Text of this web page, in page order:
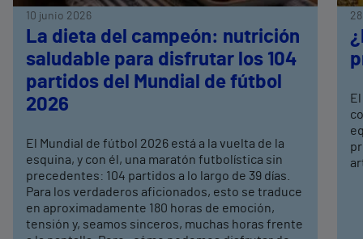
10 junio 2026
La dieta del campeón: nutrición
saludable para disfrutar los 104
partidos del Mundial de fútbol
2026
El Mundial de fútbol 2026 está a la vuelta de la
esquina, y con él, una maratón futbolística sin
precedentes: 104 partidos a lo largo de 39 días.
Para los verdaderos aficionados, esto se traduce
en aproximadamente 180 horas de emoción,
tensión y, seamos sinceros, muchas horas frente